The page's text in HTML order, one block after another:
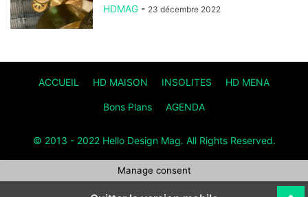
HDMAG - 23 décembre 2022
ACCUEIL HD MAISON INSOLITES HD MENA
Bons Plans AGENDA
© 2013 - 2022 Hello Design Mag. All Rights Reserved.
Manage consent